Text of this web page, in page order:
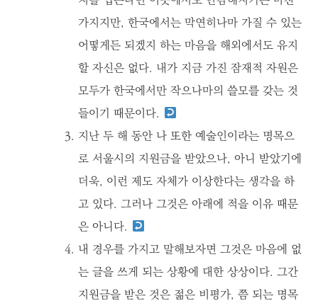
가지지만, 한국에서는 막연히나마 가질 수 있는
어떻게든 되겠지 하는 마음을 해외에서도 유지
할 자신은 없다. 내가 지금 가진 잠재적 자원은
모두가 한국에서만 작으나마의 쓸모를 갖는 것
들이기 때문이다.
지난 두 해 동안 나 또한 예술인이라는 명목으
로 서울시의 지원금을 받았으나, 아니 받았기에
더욱, 이런 제도 자체가 이상한다는 생각을 하
고 있다. 그러나 그것은 아래에 적을 이유 때문
은 아니다.
내 경우를 가지고 말해보자면 그것은 마음에 없
는 글을 쓰게 되는 상황에 대한 상상이다. 그간
지원금을 받은 것은 젊은 비평가, 쯤 되는 명목